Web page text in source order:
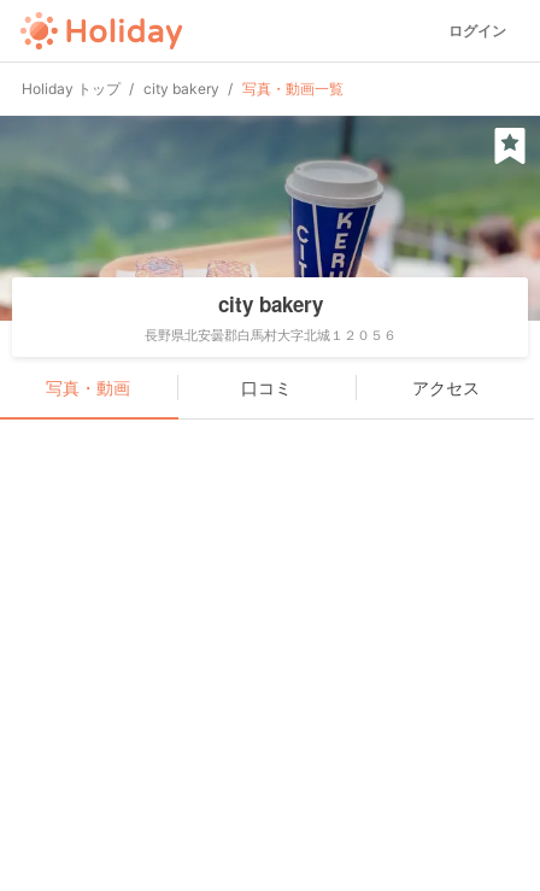
ログイン
Holiday トップ city bakery 写真・動画一覧
city bakery
長野県北安曇郡白馬村大字北城１２０５６
写真・動画 口コミ アクセス